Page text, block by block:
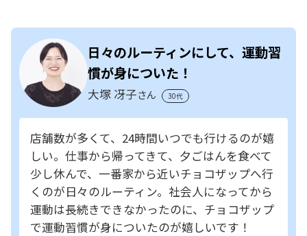
日々のルーティンにして、運動習
慣が身についた！
大塚 冴子さん 30代
店舗数が多くて、24時間いつでも行けるのが嬉
しい。仕事から帰ってきて、夕ごはんを食べて
少し休んで、一番家から近いチョコザップへ行
くのが日々のルーティン。社会人になってから
運動は長続きできなかったのに、チョコザップ
で運動習慣が身についたのが嬉しいです！